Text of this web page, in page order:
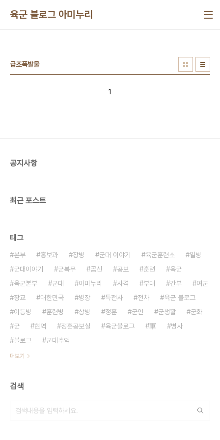
육군 블로그 아미누리
급조폭발물
1
공지사항
최근 포스트
태그
본부 홍보과 장병 군대 이야기 육군훈련소
일병
군대이야기
군복무 곰신 공보 훈련
육군
육군본부
군대 아미누리 사격 부대 간부
여군
장교
대한민국 병장 특전사 전차
육군 블로그
이등병
훈련병 상병 정훈 군인 군생활
군화
군
현역 정훈공보실 육군블로그 軍
병사
블로그
군대추억
더보기
검색